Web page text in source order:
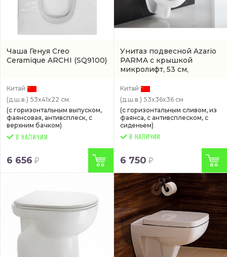
Чаша Генуя Creo
Ceramique ARCHI (SQ9100)
Китай
(д.ш.в.) 53x41x22 см.
(с горизонтальным выпуском,
фаянсовая, антивсплеск, с
верхним бачком)
6 656
Унитаз подвесной Azario
PARMA с крышкой
микролифт, 53 см,
(AZ-2142)
Китай
(д.ш.в.) 53x36x36 см
(с горизонтальным сливом, из
фаянса, с антивсплеском, с
сиденьем)
В НАЛИЧИИ
6 750